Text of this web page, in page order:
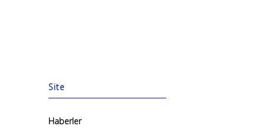
Site
Haberler